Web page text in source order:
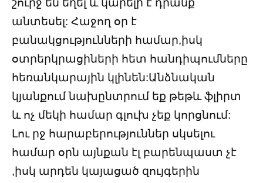
շուրջ են եղել և կարելի է դրանք
անտեսել: Հաջող օր է
բանակցությունների համար,իսկ
օտրերկրացիների հետ հանդիպումները
հեռանկարային կլինեն:Անձնական
կյանքում նախընտրում եք թեթև ֆլիրտ
և ոչ մեկի համար գլուխ չեք կորցնում:
Լու րջ հարաբերություններ սկսելու
համար օրն այնքան էլ բարենպաստ չէ
,իսկ արդեն կայացած զույգերին